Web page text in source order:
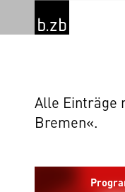
Alle Einträge
Bremen«.